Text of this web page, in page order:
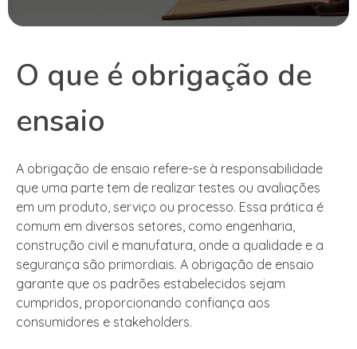
O que é obrigação de
ensaio
A obrigação de ensaio refere-se à responsabilidade
que uma parte tem de realizar testes ou avaliações
em um produto, serviço ou processo. Essa prática é
comum em diversos setores, como engenharia,
construção civil e manufatura, onde a qualidade e a
segurança são primordiais. A obrigação de ensaio
garante que os padrões estabelecidos sejam
cumpridos, proporcionando confiança aos
consumidores e stakeholders.